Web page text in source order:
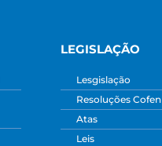
LEGISLAÇÃO
Lesgislação
Resoluções Cofen
Atas
Leis